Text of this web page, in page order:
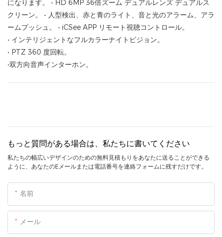
になります。 • HD 6MP 36倍ズーム デュアルレンズ デュアルス
クリーン。 • 人型検出、赤と青のライト、音と光のアラーム、アラ
ームプッシュ。 • iCSee APP リモート視聴コントロール。
• インテリジェントなフルカラーナイトビジョン。
• PTZ 360 度回転。
•双方向音声インターホン。
もっと質問がある場合は、私たちに書いてください
私たちの幅広いデザインのための無料見積もりをあなたに送ることができる
ように、あなたのEメールまたは電話番号を連絡フォームに残すだけです。
名前
メール